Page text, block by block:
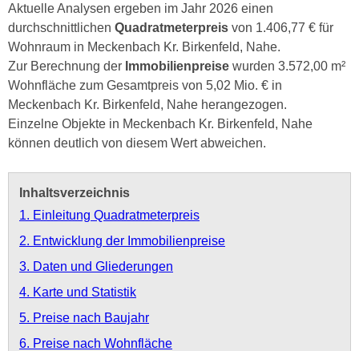
Aktuelle Analysen ergeben im Jahr 2026 einen
durchschnittlichen Quadratmeterpreis von 1.406,77 € für
Wohnraum in Meckenbach Kr. Birkenfeld, Nahe.
Zur Berechnung der Immobilienpreise wurden 3.572,00 m²
Wohnfläche zum Gesamtpreis von 5,02 Mio. € in
Meckenbach Kr. Birkenfeld, Nahe herangezogen.
Einzelne Objekte in Meckenbach Kr. Birkenfeld, Nahe
können deutlich von diesem Wert abweichen.
Inhaltsverzeichnis
1. Einleitung Quadratmeterpreis
2. Entwicklung der Immobilienpreise
3. Daten und Gliederungen
4. Karte und Statistik
5. Preise nach Baujahr
6. Preise nach Wohnfläche